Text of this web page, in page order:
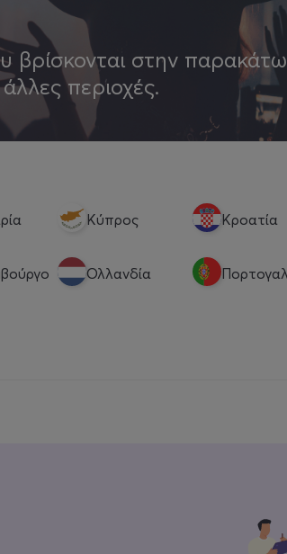
βρίσκονται στην παρακάτω
περιοχές.
Κύπρος Κροατία
Ολλανδία